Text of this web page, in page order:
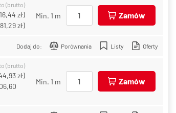
(brutto)
zł)
zł)
Min. 1 m Zamów
Dodaj do: Porównania Listy Oferty
(brutto)
zł)
Min. 1 m Zamów